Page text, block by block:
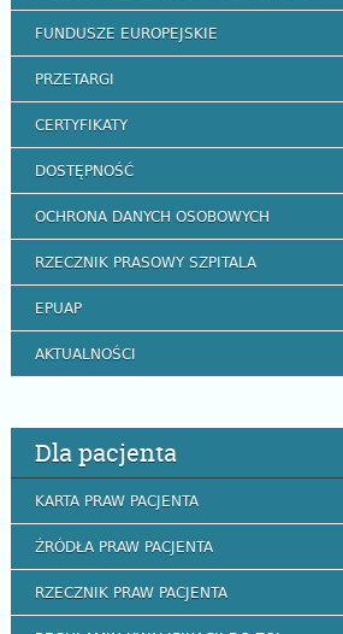
FUNDUSZE EUROPEJSKIE
PRZETARGI
CERTYFIKATY
DOSTĘPNOŚĆ
OCHRONA DANYCH OSOBOWYCH
RZECZNIK PRASOWY SZPITALA
EPUAP
AKTUALNOŚCI
Dla pacjenta
KARTA PRAW PACJENTA
ŹRÓDŁA PRAW PACJENTA
RZECZNIK PRAW PACJENTA